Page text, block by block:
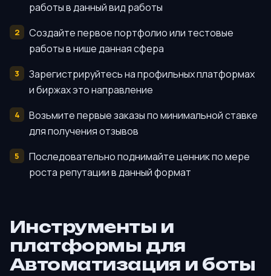
работы в данный вид работы
Создайте первое портфолио или тестовые
работы в нише данная сфера
Зарегистрируйтесь на профильных платформах
и биржах это направление
Возьмите первые заказы по минимальной ставке
для получения отзывов
Последовательно поднимайте ценник по мере
роста репутации в данный формат
Инструменты и
платформы для
Автоматизация и боты